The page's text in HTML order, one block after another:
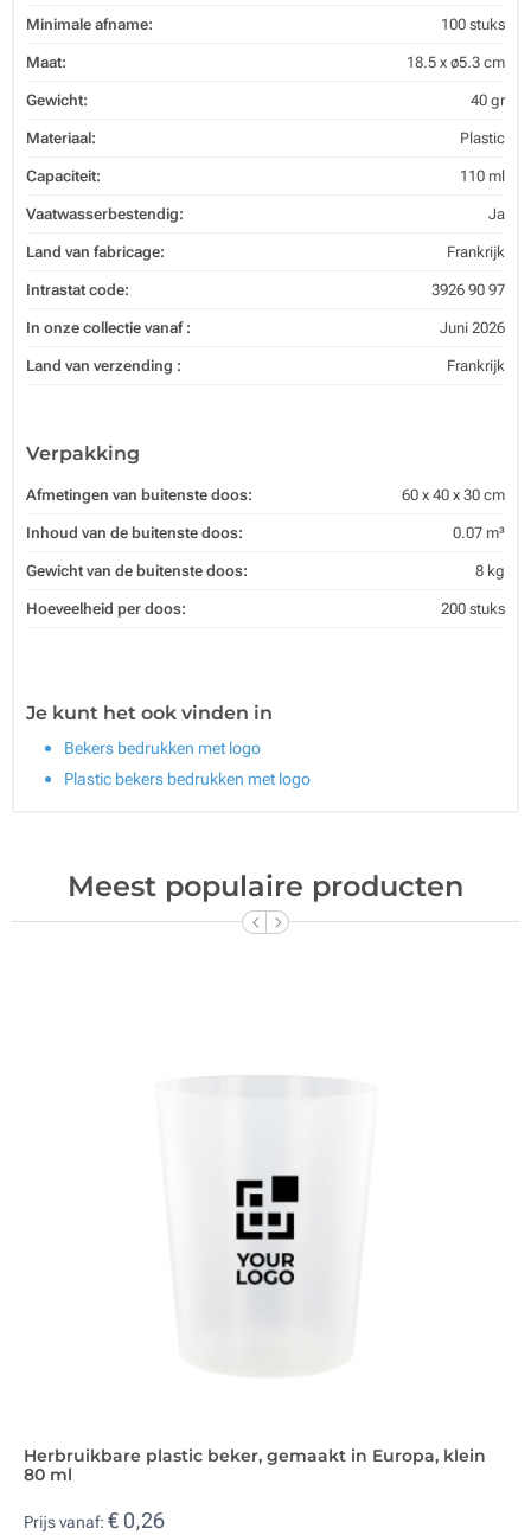
Minimale afname: 100 stuks
Maat: 18.5 x ø5.3 cm
Gewicht: 40 gr
Materiaal: Plastic
Capaciteit: 110 ml
Vaatwasserbestendig: Ja
Land van fabricage: Frankrijk
Intrastat code: 3926 90 97
In onze collectie vanaf : Juni 2026
Land van verzending : Frankrijk
Verpakking
Afmetingen van buitenste doos: 60 x 40 x 30 cm
Inhoud van de buitenste doos: 0.07 m³
Gewicht van de buitenste doos: 8 kg
Hoeveelheid per doos: 200 stuks
Je kunt het ook vinden in
Bekers bedrukken met logo
Plastic bekers bedrukken met logo
Meest populaire producten
Herbruikbare plastic beker, gemaakt in Europa, klein
80 ml
Prijs vanaf: € 0,26